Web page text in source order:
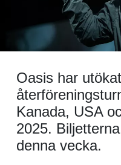
Oasis har
Kanada, USA
2025.
denna vecka.